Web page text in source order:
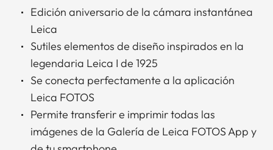
Edición aniversario de la cámara instantánea
Leica
Sutiles elementos de diseño inspirados en la
legendaria Leica I de 1925
Se conecta perfectamente a la aplicación
Leica FOTOS
Permite transferir e imprimir todas las
imágenes de la Galería de Leica FOTOS App y